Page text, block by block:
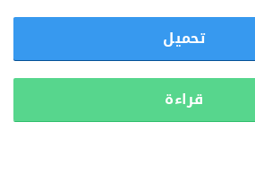
تحميل
قراءة